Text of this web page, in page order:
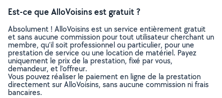
Est-ce que AlloVoisins est gratuit ?
Absolument ! AlloVoisins est un service entièrement gratuit
et sans aucune commission pour tout utilisateur cherchant un
membre, qu’il soit professionnel ou particulier, pour une
prestation de service ou une location de matériel. Payez
uniquement le prix de la prestation, fixé par vous,
demandeur, et l’offreur.
Vous pouvez réaliser le paiement en ligne de la prestation
directement sur AlloVoisins, sans aucune commission ni frais
bancaires.